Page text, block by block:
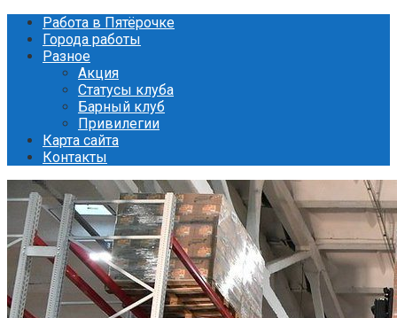
Перейти
контенту
Работа в Пятёрочке
Города работы
Разное
Акция
Статусы клуба
Барный клуб
Привилегии
Карта сайта
Контакты